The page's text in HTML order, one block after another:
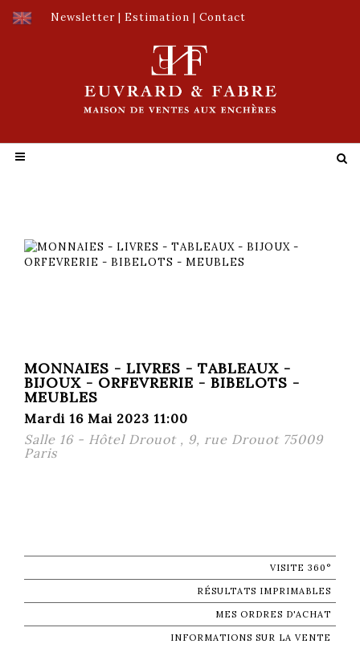
Newsletter | Estimation | Contact
MONNAIES - LIVRES - TABLEAUX -
BIJOUX - ORFEVRERIE - BIBELOTS -
MEUBLES
Mardi 16 Mai 2023 11:00
Salle 16 - Hôtel Drouot , 9, rue Drouot 75009
Paris
VISITE 360°
RÉSULTATS IMPRIMABLES
MES ORDRES D'ACHAT
INFORMATIONS SUR LA VENTE